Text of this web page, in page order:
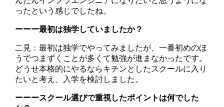
ったという感じでしたね。
ーーー最初は独学していましたか？
二見：最初は独学でやってみましたが、一番初めのほ
うでつまずくことが多くて勉強が進まなかったです。
どうせ本格的にやるならキチンとしたスクールに入り
たいと考え、入学を検討しました。
ーーースクール選びで重視したポイントは何でした